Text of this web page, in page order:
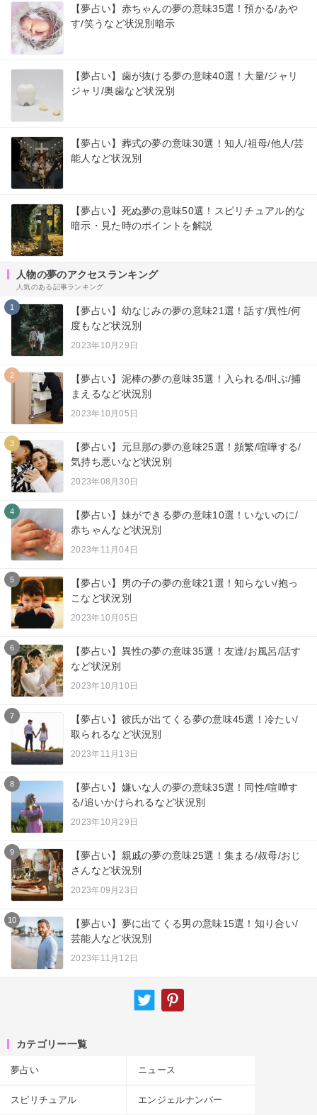
【夢占い】赤ちゃんの夢の意味35選！預かる/あや
す/笑うなど状況別暗示
【夢占い】歯が抜ける夢の意味40選！大量/ジャリ
ジャリ/奥歯など状況別
【夢占い】葬式の夢の意味30選！知人/祖母/他人/芸
能人など状況別
【夢占い】死ぬ夢の意味50選！スピリチュアル的な
暗示・見た時のポイントを解説
人物の夢のアクセスランキング
人気のある記事ランキング
1
【夢占い】幼なじみの夢の意味21選！話す/異性/何
度もなど状況別
2023年10月29日
2
【夢占い】泥棒の夢の意味35選！入られる/叫ぶ/捕
まえるなど状況別
2023年10月05日
3
【夢占い】元旦那の夢の意味25選！頻繁/喧嘩する/
気持ち悪いなど状況別
2023年08月30日
4
【夢占い】妹ができる夢の意味10選！いないのに/
赤ちゃんなど状況別
2023年11月04日
5
【夢占い】男の子の夢の意味21選！知らない/抱っ
こなど状況別
2023年10月05日
6
【夢占い】異性の夢の意味35選！友達/お風呂/話す
など状況別
2023年10月10日
7
【夢占い】彼氏が出てくる夢の意味45選！冷たい/
取られるなど状況別
2023年11月13日
8
【夢占い】嫌いな人の夢の意味35選！同性/喧嘩す
る/追いかけられるなど状況別
2023年10月29日
9
【夢占い】親戚の夢の意味25選！集まる/叔母/おじ
さんなど状況別
2023年09月23日
10
【夢占い】夢に出てくる男の意味15選！知り合い/
芸能人など状況別
2023年11月12日
カテゴリー一覧
夢占い ニュース
スピリチュアル エンジェルナンバー